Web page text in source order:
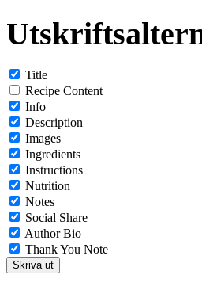
Title
Recipe Content
Info
Description
Images
Ingredients
Instructions
Nutrition
Notes
Social Share
Author Bio
Thank You Note
Skriva ut